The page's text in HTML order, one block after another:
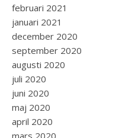
februari 2021
januari 2021
december 2020
september 2020
augusti 2020
juli 2020
juni 2020
maj 2020
april 2020
mars 2020